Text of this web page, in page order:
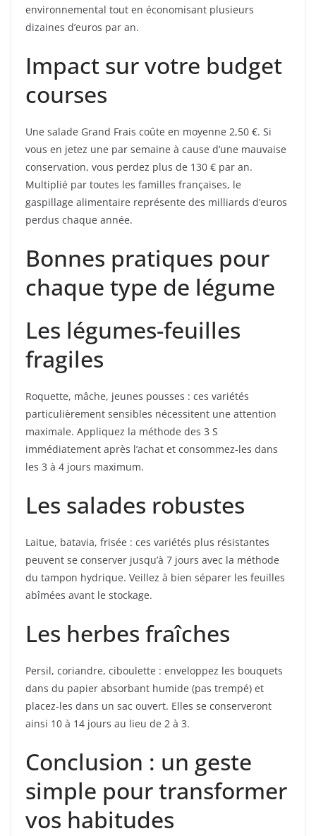
environnemental tout en économisant plusieurs
dizaines d’euros par an.
Impact sur votre budget
courses
Une salade Grand Frais coûte en moyenne 2,50 €. Si
vous en jetez une par semaine à cause d’une mauvaise
conservation, vous perdez plus de 130 € par an.
Multiplié par toutes les familles françaises, le
gaspillage alimentaire représente des milliards d’euros
perdus chaque année.
Bonnes pratiques pour
chaque type de légume
Les légumes-feuilles
fragiles
Roquette, mâche, jeunes pousses : ces variétés
particulièrement sensibles nécessitent une attention
maximale. Appliquez la méthode des 3 S
immédiatement après l’achat et consommez-les dans
les 3 à 4 jours maximum.
Les salades robustes
Laitue, batavia, frisée : ces variétés plus résistantes
peuvent se conserver jusqu’à 7 jours avec la méthode
du tampon hydrique. Veillez à bien séparer les feuilles
abîmées avant le stockage.
Les herbes fraîches
Persil, coriandre, ciboulette : enveloppez les bouquets
dans du papier absorbant humide (pas trempé) et
placez-les dans un sac ouvert. Elles se conserveront
ainsi 10 à 14 jours au lieu de 2 à 3.
Conclusion : un geste
simple pour transformer
vos habitudes